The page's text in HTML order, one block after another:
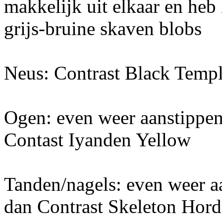
makkelijk uit elkaar en heb
grijs-bruine skaven blobs
Neus: Contrast Black
Ogen: even weer
Contast Iyanden Yellow
Tanden/nagels: even weer
dan Contrast Skeleton